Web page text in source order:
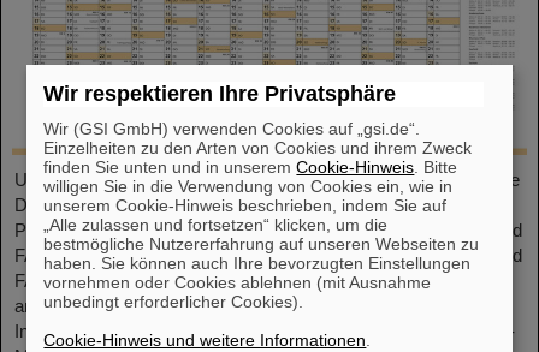
Unser großformatiger DIN-A2-Kalender bietet eine übersichtliche
Darstellung aller Feiertage und Schulferien sowie ausreichend
Platz für persönliche Notizen. Mit attraktiven Bildern von GSI und
FAIR ist er ein praktischer Begleiter durchs ganze Jahr. GSI- und
FAIR-Mitarbeitende können den Kalender direkt im Foyer oder
am Empfang in der Borsigstraße abholen. Externe
Interessent*innen erhalten ihn per Post: Bitte senden Sie eine E-
Wir respektieren Ihre Privatsphäre
Wir (GSI GmbH) verwenden Cookies auf „gsi.de“.
Einzelheiten zu den Arten von Cookies und ihrem Zweck
finden Sie unten und in unseremCookie-Hinweis . Bitte
willigen Sie in die Verwendung von Cookies ein, wie in
unserem Cookie-Hinweis beschrieben, indem Sie auf
„Alle zulassen und fortsetzen“ klicken, um die
bestmögliche Nutzererfahrung auf unseren Webseiten zu
haben. Sie können auch Ihre bevorzugten Einstellungen
vornehmen oder Cookies ablehnen (mit Ausnahme
unbedingt erforderlicher Cookies).
Cookie-Hinweis und weitere Informationen